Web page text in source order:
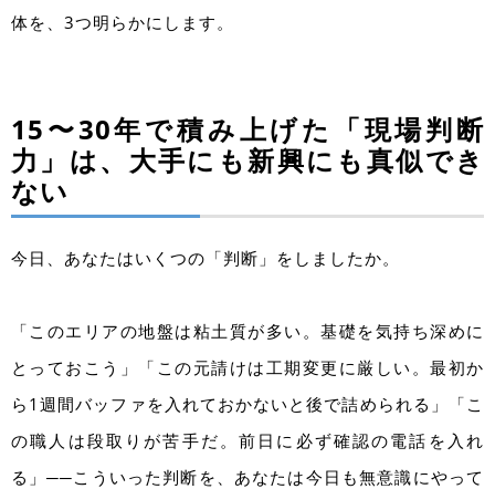
体を、3つ明らかにします。
15〜30年で積み上げた「現場判断
力」は、大手にも新興にも真似でき
ない
今日、あなたはいくつの「判断」をしましたか。
「このエリアの地盤は粘土質が多い。基礎を気持ち深めに
とっておこう」「この元請けは工期変更に厳しい。最初か
ら1週間バッファを入れておかないと後で詰められる」「こ
の職人は段取りが苦手だ。前日に必ず確認の電話を入れ
る」──こういった判断を、あなたは今日も無意識にやって